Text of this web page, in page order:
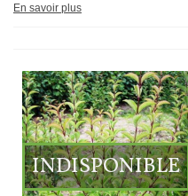
En savoir plus
INDISPONIBLE